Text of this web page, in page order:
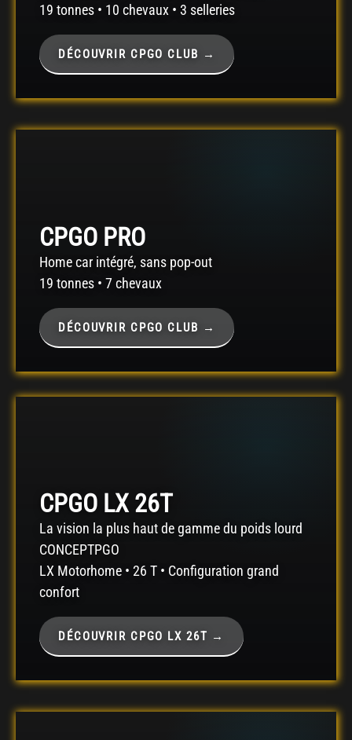
19 tonnes • 10 chevaux • 3 selleries
DÉCOUVRIR CPGO CLUB →
CPGO PRO
Home car intégré, sans pop-out
19 tonnes • 7 chevaux
DÉCOUVRIR CPGO CLUB →
CPGO LX 26T
La vision la plus haut de gamme du poids lourd
CONCEPTPGO
LX Motorhome • 26 T • Configuration grand
confort
DÉCOUVRIR CPGO LX 26T →